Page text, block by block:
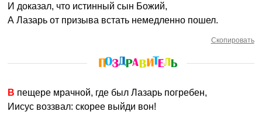
И доказал, что истинный сын Божий,
А Лазарь от призыва встать немедленно пошел.
Скопировать
В пещере мрачной, где был Лазарь погребен,
Иисус воззвал: скорее выйди вон!